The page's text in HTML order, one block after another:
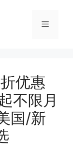
菜
优惠
不限月
国/新